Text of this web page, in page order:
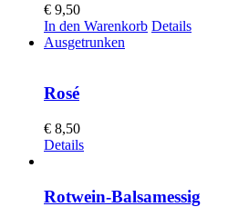
€ 9,50
In den Warenkorb Details
Ausgetrunken
Rosé
€ 8,50
Details
Rotwein-Balsamessig